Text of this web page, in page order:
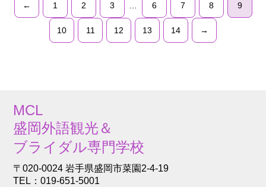
← 1 2 3 6 7 8 9
10 11 12 13 14 →
MCL
盛岡外語観光＆
ブライダル専門学校
〒020-0024 岩手県盛岡市菜園2-4-19
TEL：019-651-5001